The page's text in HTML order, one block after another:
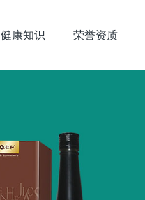
健康知识 荣誉资质